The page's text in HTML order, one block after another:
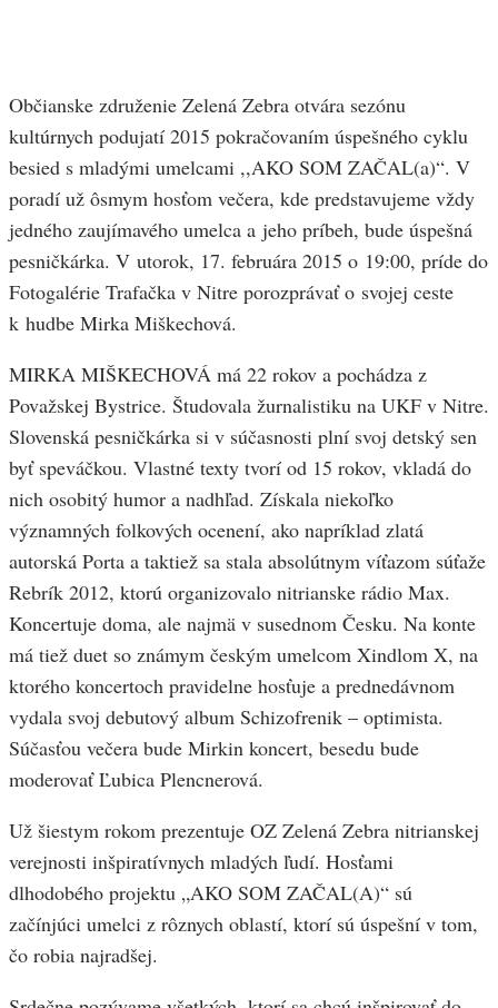
Občianske združenie Zelená Zebra otvára sezónu
kultúrnych podujatí 2015 pokračovaním úspešného cyklu
besied s mladými umelcami ,,AKO SOM ZAČAL(a)“. V
poradí už ôsmym hosťom večera, kde predstavujeme vždy
jedného zaujímavého umelca a jeho príbeh, bude úspešná
pesničkárka. V utorok, 17. februára 2015 o 19:00, príde do
Fotogalérie Trafačka v Nitre porozprávať o svojej ceste
k hudbe Mirka Miškechová.
MIRKA MIŠKECHOVÁ má 22 rokov a pochádza z
Považskej Bystrice. Študovala žurnalistiku na UKF v Nitre.
Slovenská pesničkárka si v súčasnosti plní svoj detský sen
byť speváčkou. Vlastné texty tvorí od 15 rokov, vkladá do
nich osobitý humor a nadhľad. Získala niekoľko
významných folkových ocenení, ako napríklad zlatá
autorská Porta a taktiež sa stala absolútnym víťazom súťaže
Rebrík 2012, ktorú organizovalo nitrianske rádio Max.
Koncertuje doma, ale najmä v susednom Česku. Na konte
má tiež duet so známym českým umelcom Xindlom X, na
ktorého koncertoch pravidelne hosťuje a prednedávnom
vydala svoj debutový album Schizofrenik – optimista.
Súčasťou večera bude Mirkin koncert, besedu bude
moderovať Ľubica Plencnerová.
Už šiestym rokom prezentuje OZ Zelená Zebra nitrianskej
verejnosti inšpiratívnych mladých ľudí. Hosťami
dlhodobého projektu „AKO SOM ZAČAL(A)“ sú
začínjúci umelci z rôznych oblastí, ktorí sú úspešní v tom,
čo robia najradšej.